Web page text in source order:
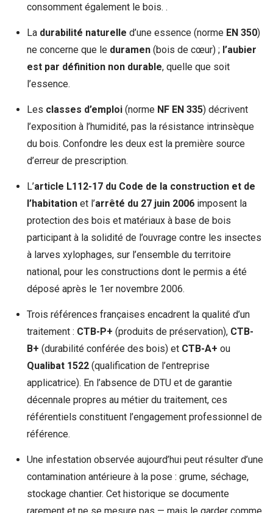
consomment également le bois. .
La durabilité naturelle d’une essence (norme EN 350)
ne concerne que le duramen(bois de cœur) ; l’aubier
est par définition non durable, quelle que soit
l’essence.
Les classes d’emploi(norme NF EN 335) décrivent
l’exposition à l’humidité, pas la résistance intrinsèque
du bois. Confondre les deux est la première source
d’erreur de prescription.
L’article L112-17 du Code de la construction et de
l’habitationet l’arrêté du 27 juin 2006imposent la
protection des bois et matériaux à base de bois
participant à la solidité de l’ouvrage contre les insectes
à larves xylophages, sur l’ensemble du territoire
national, pour les constructions dont le permis a été
déposé après le 1er novembre 2006.
Trois références françaises encadrent la qualité d’un
traitement : CTB-P+ (produits de préservation), CTB-
B+ (durabilité conférée des bois) et CTB-A+ ou
Qualibat 1522(qualification de l’entreprise
applicatrice). En l’absence de DTU et de garantie
décennale propres au métier du traitement, ces
référentiels constituent l’engagement professionnel de
référence.
Une infestation observée aujourd’hui peut résulter d’une
contamination antérieure à la pose : grume, séchage,
stockage chantier. Cet historique se documente
rarement et ne se mesure pas — mais le garder comme